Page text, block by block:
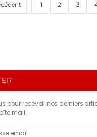
1 2 3
pour recevoir nos derniers
mail.